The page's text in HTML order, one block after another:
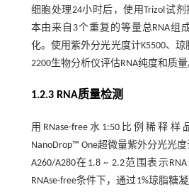
细胞处理24小时后，使用Trizol试
本由来自3个重复的等量总RNA组
化。使用紫外分光光度计K5500、
2200生物分析仪评估RNA纯度和质量
1.2.3 RNA质量检测
用RNase-free水1:50比例稀释样
NanoDrop™ One超微量紫外分光光
A260/A280在1.8 ~ 2.2范围表示
RNAse-free条件下，通过1%琼脂糖